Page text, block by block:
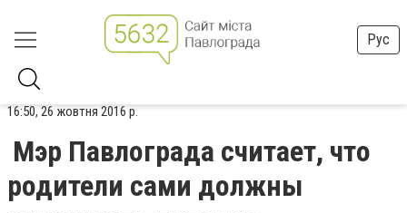
Рус
16:50, 26 жовтня 2016 р.
Мэр Павлограда считает, что
родители сами должны